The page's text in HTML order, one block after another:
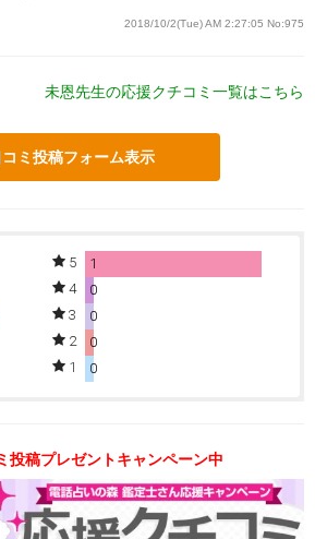
2018/10/2(Tue) AM 2:27:05 No:975
未恩先生の応援クチコミ一覧はこちら
コミ投稿フォーム表示
5
1
4
0
3
0
2
0
1
0
投稿プレゼントキャンペーン中